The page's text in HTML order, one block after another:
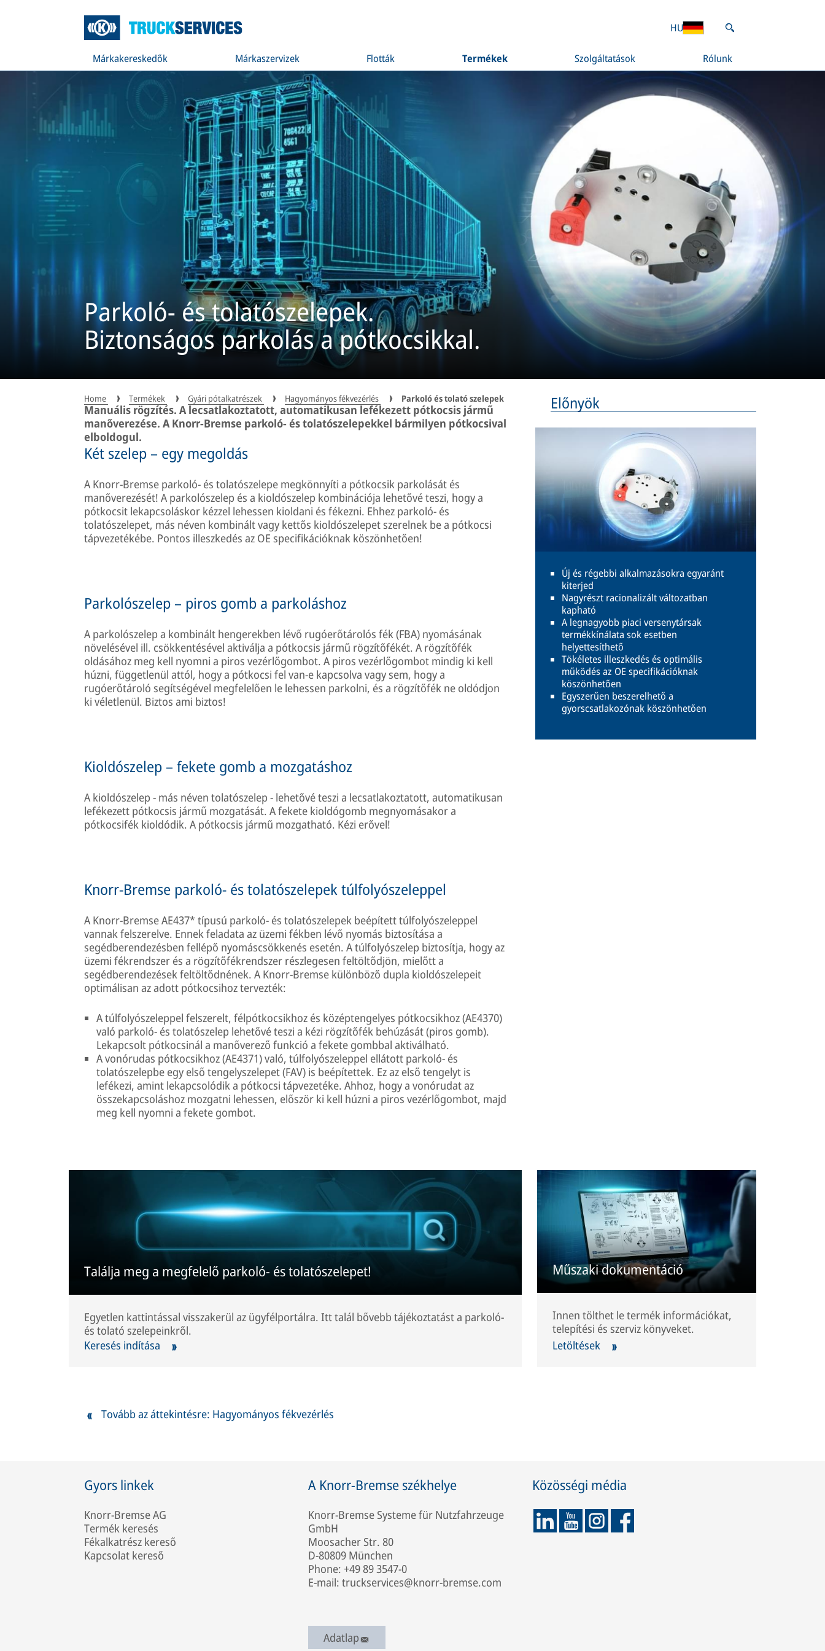
Márkakereskedők Márkaszervizek Flották Termékek Szolgáltatások Rólunk
HU
Parkoló- és tolatószelepek.
Biztonságos parkolás a pótkocsikkal.
Home Termékek Gyári pótalkatrészek Hagyományos fékvezérlés Parkoló és tolató szelepek
Manuális rögzítés. A lecsatlakoztatott, automatikusan lefékezett pótkocsis jármű
manőverezése. A Knorr-Bremse parkoló- és tolatószelepekkel bármilyen pótkocsival
elboldogul.
Két szelep – egy megoldás
A Knorr-Bremse parkoló- és tolatószelepe megkönnyíti a pótkocsik parkolását és
manőverezését! A parkolószelep és a kioldószelep kombinációja lehetővé teszi, hogy a
pótkocsit lekapcsoláskor kézzel lehessen kioldani és fékezni. Ehhez parkoló- és
tolatószelepet, más néven kombinált vagy kettős kioldószelepet szerelnek be a pótkocsi
tápvezetékébe. Pontos illeszkedés az OE specifikációknak köszönhetően!
Parkolószelep – piros gomb a parkoláshoz
A parkolószelep a kombinált hengerekben lévő rugóerőtárolós fék (FBA) nyomásának
növelésével ill. csökkentésével aktiválja a pótkocsis jármű rögzítőfékét. A rögzítőfék
oldásához meg kell nyomni a piros vezérlőgombot. A piros vezérlőgombot mindig ki kell
húzni, függetlenül attól, hogy a pótkocsi fel van-e kapcsolva vagy sem, hogy a
rugóerőtároló segítségével megfelelően le lehessen parkolni, és a rögzítőfék ne oldódjon
ki véletlenül. Biztos ami biztos!
Kioldószelep – fekete gomb a mozgatáshoz
A kioldószelep - más néven tolatószelep - lehetővé teszi a lecsatlakoztatott, automatikusan
lefékezett pótkocsis jármű mozgatását. A fekete kioldógomb megnyomásakor a
pótkocsifék kioldódik. A pótkocsis jármű mozgatható. Kézi erővel!
Knorr-Bremse parkoló- és tolatószelepek túlfolyószeleppel
A Knorr-Bremse AE437* típusú parkoló- és tolatószelepek beépített túlfolyószeleppel
vannak felszerelve. Ennek feladata az üzemi fékben lévő nyomás biztosítása a
segédberendezésben fellépő nyomáscsökkenés esetén. A túlfolyószelep biztosítja, hogy az
üzemi fékrendszer és a rögzítőfékrendszer részlegesen feltöltődjön, mielőtt a
segédberendezések feltöltődnének. A Knorr-Bremse különböző dupla kioldószelepeit
optimálisan az adott pótkocsihoz tervezték:
A túlfolyószeleppel felszerelt, félpótkocsikhoz és középtengelyes pótkocsikhoz (AE4370)
való parkoló- és tolatószelep lehetővé teszi a kézi rögzítőfék behúzását (piros gomb).
Lekapcsolt pótkocsinál a manőverező funkció a fekete gombbal aktiválható.
A vonórudas pótkocsikhoz (AE4371) való, túlfolyószeleppel ellátott parkoló- és
tolatószelepbe egy első tengelyszelepet (FAV) is beépítettek. Ez az első tengelyt is
lefékezi, amint lekapcsolódik a pótkocsi tápvezetéke. Ahhoz, hogy a vonórudat az
összekapcsoláshoz mozgatni lehessen, először ki kell húzni a piros vezérlőgombot, majd
meg kell nyomni a fekete gombot.
Előnyök
Új és régebbi alkalmazásokra egyaránt
kiterjed
Nagyrészt racionalizált változatban
kapható
A legnagyobb piaci versenytársak
termékkínálata sok esetben
helyettesíthető
Tökéletes illeszkedés és optimális
működés az OE specifikációknak
köszönhetően
Egyszerűen beszerelhető a
gyorscsatlakozónak köszönhetően
Találja meg a megfelelő parkoló- és tolatószelepet!
Egyetlen kattintással visszakerül az ügyfélportálra. Itt talál bővebb tájékoztatást a parkoló-
és tolató szelepeinkről.
Keresés indítása
Műszaki dokumentáció
Innen tölthet le termék információkat,
telepítési és szerviz könyveket.
Letöltések
Tovább az áttekintésre: Hagyományos fékvezérlés
Gyors linkek
Knorr-Bremse AG
Termék keresés
Fékalkatrész kereső
Kapcsolat kereső
A Knorr-Bremse székhelye
Knorr-Bremse Systeme für Nutzfahrzeuge
GmbH
Moosacher Str. 80
D-80809 München
Phone: +49 89 3547-0
E-mail: truckservices@knorr-bremse.com
Adatlap
Közösségi média